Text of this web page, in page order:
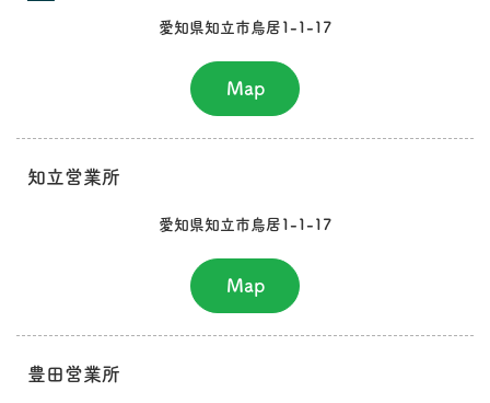
愛知県知立市鳥居1-1-17
Map
知立営業所
愛知県知立市鳥居1-1-17
Map
豊田営業所